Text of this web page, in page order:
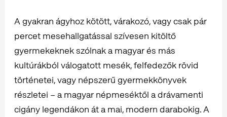
A gyakran ágyhoz kötött, várakozó, vagy csak pár
percet mesehallgatással szívesen kitöltő
gyermekeknek szólnak a magyar és más
kultúrákból válogatott mesék, felfedezők rövid
történetei, vagy népszerű gyermekkönyvek
részletei – a magyar népmeséktől a drávamenti
cigány legendákon át a mai, modern darabokig. A